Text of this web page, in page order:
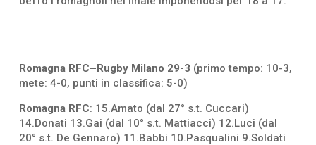
Romagna RFC–Rugby Milano 29-3 (primo tempo: 10-3,
mete: 4-0, punti in classifica: 5-0)
Romagna RFC: 15.Amato (dal 27° s.t. Cuccari)
14.Donati 13.Gai (dal 10° s.t. Mattiacci) 12.Luci (dal
20° s.t. De Gennaro) 11.Babbi 10.Pasqualini 9.Soldati